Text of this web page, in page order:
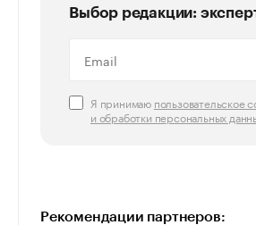
Выбор редакции:
Я принимаю пользовательское
и обработки персональных
Рекомендации партнеров: